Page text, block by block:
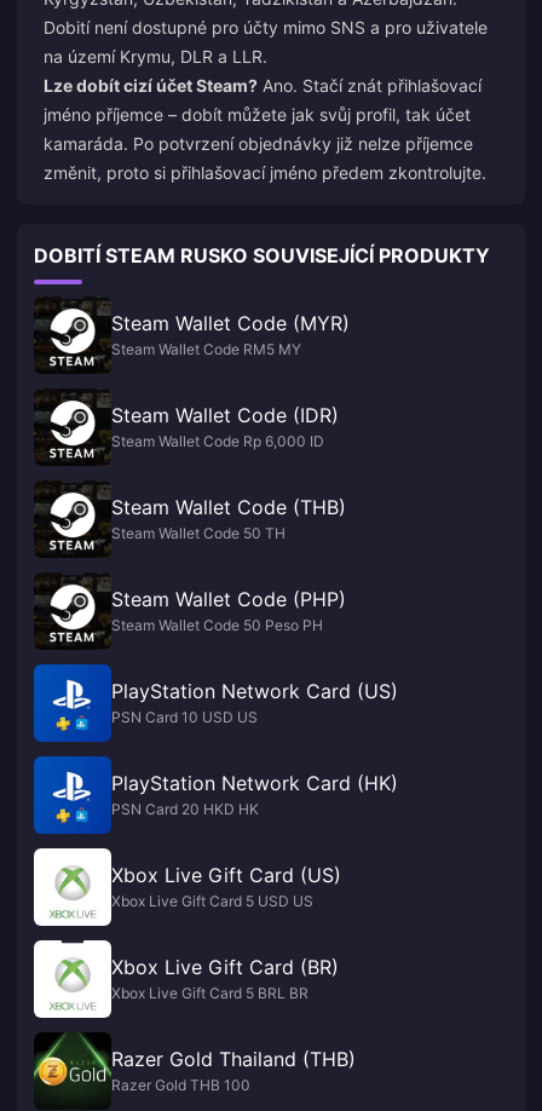
Dobití není dostupné pro účty mimo SNS a pro uživatele
na území Krymu, DLR a LLR.
Lze dobít cizí účet Steam? Ano. Stačí znát přihlašovací
jméno příjemce – dobít můžete jak svůj profil, tak účet
kamaráda. Po potvrzení objednávky již nelze příjemce
změnit, proto si přihlašovací jméno předem zkontrolujte.
DOBITÍ STEAM RUSKO SOUVISEJÍCÍ PRODUKTY
Steam Wallet Code (MYR)
Steam Wallet Code RM5 MY
Steam Wallet Code (IDR)
Steam Wallet Code Rp 6,000 ID
Steam Wallet Code (THB)
Steam Wallet Code 50 TH
Steam Wallet Code (PHP)
Steam Wallet Code 50 Peso PH
PlayStation Network Card (US)
PSN Card 10 USD US
PlayStation Network Card (HK)
PSN Card 20 HKD HK
Xbox Live Gift Card (US)
Xbox Live Gift Card 5 USD US
Xbox Live Gift Card (BR)
Xbox Live Gift Card 5 BRL BR
Razer Gold Thailand (THB)
Razer Gold THB 100